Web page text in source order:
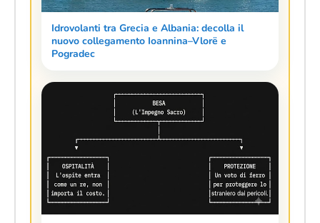
Idrovolanti tra Grecia e Albania: decolla il
nuovo collegamento Ioannina–Vlorë e
Pogradec